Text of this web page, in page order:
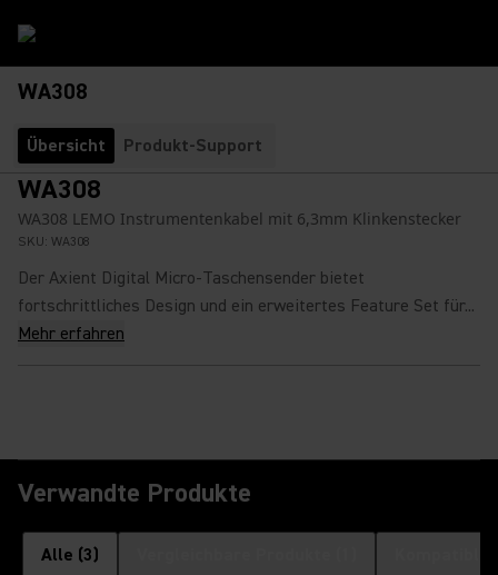
WA308
Übersicht Produkt-Support
WA308
WA308 LEMO Instrumentenkabel mit 6,3mm Klinkenstecker
SKU: WA308
Der Axient Digital Micro-Taschensender bietet
fortschrittliches Design und ein erweitertes Feature Set für...
Mehr erfahren
Verwandte Produkte
Alle (3)